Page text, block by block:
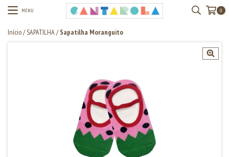
MENU 0
Início/SAPATILHA/ Sapatilha Moranguito